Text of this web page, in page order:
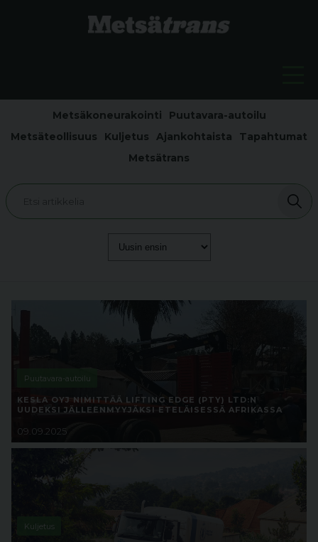
Metsäkoneurakointi
Puutavara-autoilu
Metsäteollisuus
Kuljetus Ajankohtaista
Tapahtumat
Metsätrans
Puutavara-autoilu
KESLA OYJ NIMITTÄÄ LIFTING EDGE (PTY) LTD:N
UUDEKSI JÄLLEENMYYJÄKSI ETELÄISESSÄ AFRIKASSA
09.09.2025
Kuljetus